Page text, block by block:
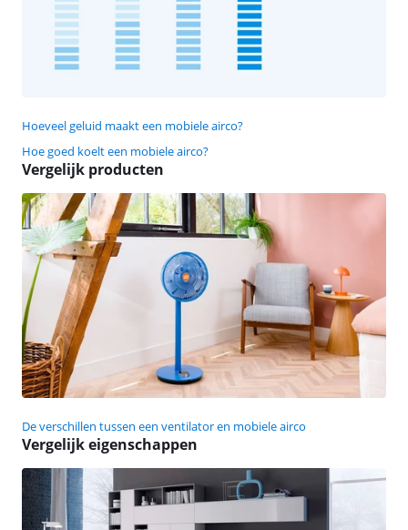
Hoeveel geluid maakt een mobiele airco?
Hoe goed koelt een mobiele airco?
Vergelijk producten
De verschillen tussen een ventilator en mobiele airco
Vergelijk eigenschappen